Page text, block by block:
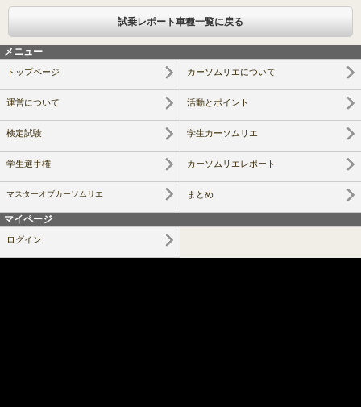
試乗レポート車種一覧に戻る
メニュー
トップページ カーソムリエについて
運営について 活動とポイント
検定試験 学生カーソムリエ
学生選手権 カーソムリエレポート
マスターオブカーソムリエ まとめ
マイページ
ログイン